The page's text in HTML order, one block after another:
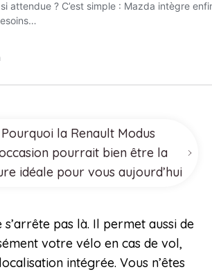
Pourquoi la Renault Modus
pourrait bien être la
idéale pour vous aujourd’hui
s’arrête pas là. Il permet aussi de
votre vélo en cas de vol,
intégrée. Vous n’êtes